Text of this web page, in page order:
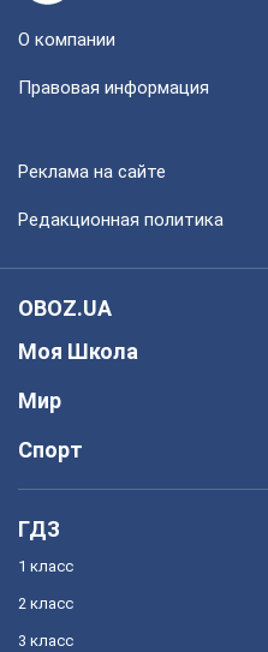
О компании
Правовая информация
Реклама на сайте
Редакционная политика
OBOZ.UA
Моя Школа
Мир
Спорт
ГДЗ
1 класс
2 класс
3 класс